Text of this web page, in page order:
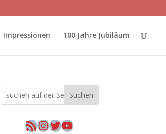
Impressionen 100 Jahre Jubiläum
Suchen
RSS-Feed
Instagram
Twitter
YouTube